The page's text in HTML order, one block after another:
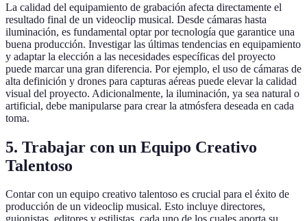
La calidad del equipamiento de grabación afecta directamente el
resultado final de un videoclip musical. Desde cámaras hasta
iluminación, es fundamental optar por tecnología que garantice una
buena producción. Investigar las últimas tendencias en equipamiento
y adaptar la elección a las necesidades específicas del proyecto
puede marcar una gran diferencia. Por ejemplo, el uso de cámaras de
alta definición y drones para capturas aéreas puede elevar la calidad
visual del proyecto. Adicionalmente, la iluminación, ya sea natural o
artificial, debe manipularse para crear la atmósfera deseada en cada
toma.
5. Trabajar con un Equipo Creativo
Talentoso
Contar con un equipo creativo talentoso es crucial para el éxito de
producción de un videoclip musical. Esto incluye directores,